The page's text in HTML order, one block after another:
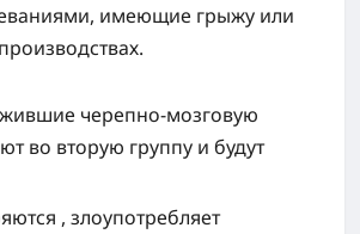
имеющие грыжу или
черепно-мозговую
во вторую группу и будут
, злоупотребляет